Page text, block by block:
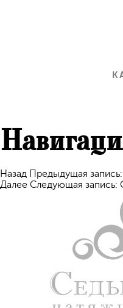
Назад Предыдущая запись:
Далее Следующая запись: